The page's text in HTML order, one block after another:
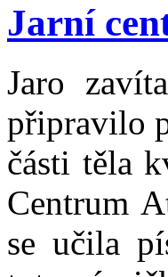
Jarní
Jaro
připravilo
části těla
Centrum
se učila